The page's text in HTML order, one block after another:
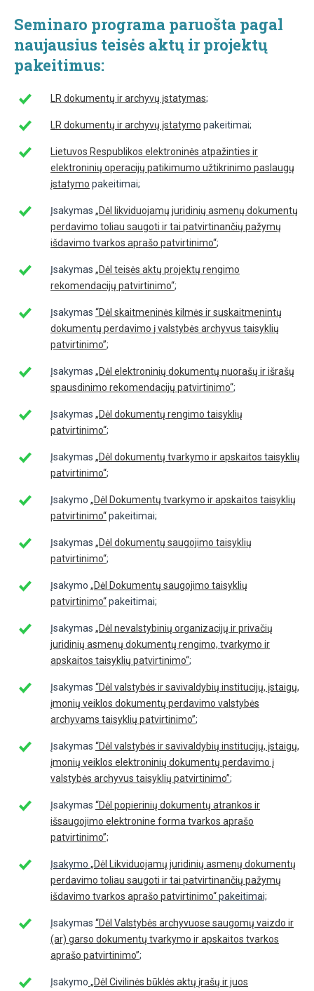
Seminaro programa paruošta pagal
naujausius teisės aktų ir projektų
pakeitimus:
LR dokumentų ir archyvų įstatymas;
LR dokumentų ir archyvų įstatymo pakeitimai;
Lietuvos Respublikos elektroninės atpažinties ir
elektroninių operacijų patikimumo užtikrinimo paslaugų
įstatymo pakeitimai;
Įsakymas „Dėl likviduojamų juridinių asmenų dokumentų
perdavimo toliau saugoti ir tai patvirtinančių pažymų
išdavimo tvarkos aprašo patvirtinimo“;
Įsakymas „Dėl teisės aktų projektų rengimo
rekomendacijų patvirtinimo“;
Įsakymas “Dėl skaitmeninės kilmės ir suskaitmenintų
dokumentų perdavimo į valstybės archyvus taisyklių
patvirtinimo”;
Įsakymas „Dėl elektroninių dokumentų nuorašų ir išrašų
spausdinimo rekomendacijų patvirtinimo“;
Įsakymas „Dėl dokumentų rengimo taisyklių
patvirtinimo“;
Įsakymas „Dėl dokumentų tvarkymo ir apskaitos taisyklių
patvirtinimo“;
Įsakymo „Dėl Dokumentų tvarkymo ir apskaitos taisyklių
patvirtinimo“pakeitimai;
Įsakymas „Dėl dokumentų saugojimo taisyklių
patvirtinimo“;
Įsakymo „Dėl Dokumentų saugojimo taisyklių
patvirtinimo“pakeitimai;
Įsakymas „Dėl nevalstybinių organizacijų ir privačių
juridinių asmenų dokumentų rengimo, tvarkymo ir
apskaitos taisyklių patvirtinimo“;
Įsakymas “Dėl valstybės ir savivaldybių institucijų, įstaigų,
įmonių veiklos dokumentų perdavimo valstybės
archyvams taisyklių patvirtinimo”;
Įsakymas “Dėl valstybės ir savivaldybių institucijų, įstaigų,
įmonių veiklos elektroninių dokumentų perdavimo į
valstybės archyvus taisyklių patvirtinimo”;
Įsakymas “Dėl popierinių dokumentų atrankos ir
išsaugojimo elektronine forma tvarkos aprašo
patvirtinimo”;
Įsakymo „Dėl Likviduojamų juridinių asmenų dokumentų
perdavimo toliau saugoti ir tai patvirtinančių pažymų
išdavimo tvarkos aprašo patvirtinimo“pakeitimai;
Įsakymas “Dėl Valstybės archyvuose saugomų vaizdo ir
(ar) garso dokumentų tvarkymo ir apskaitos tvarkos
aprašo patvirtinimo”;
Įsakymo „Dėl Civilinės būklės aktų įrašų ir juos